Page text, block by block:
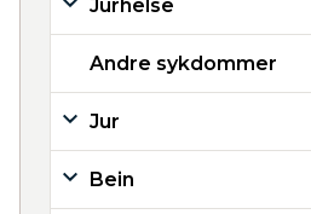
Jurhelse
Andre sykdommer
Jur
Bein